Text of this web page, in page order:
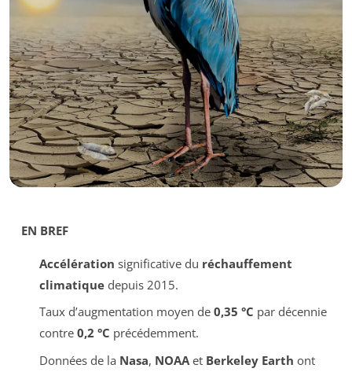
EN BREF
Accélération significative du réchauffement
climatiquedepuis 2015.
Taux d’augmentation moyen de 0,35 °C par décennie
contre 0,2 °C précédemment.
Données de la Nasa, NOAAet Berkeley Earth ont